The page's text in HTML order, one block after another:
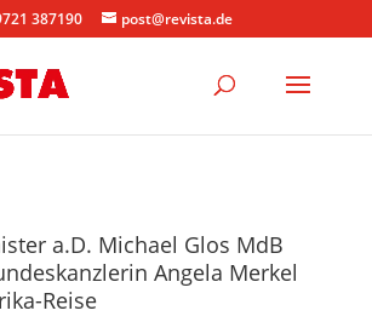
387190 post@revista.de
a.D. Michael Glos MdB
Angela Merkel
Reise